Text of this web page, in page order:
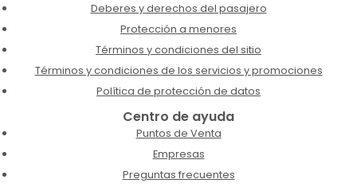
Deberes y derechos del pasajero
Protección a menores
Términos y condiciones del sitio
Términos y condiciones de los servicios y promociones
Política de protección de datos
Centro de ayuda
Puntos de Venta
Empresas
Preguntas frecuentes